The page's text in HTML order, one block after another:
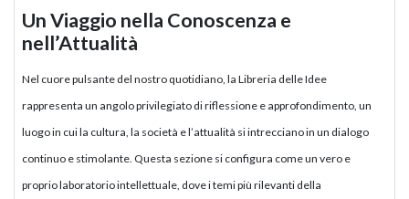
Un Viaggio nella Conoscenza e
nell’Attualità
Nel cuore pulsante del nostro quotidiano, la Libreria delle Idee
rappresenta un angolo privilegiato di riflessione e approfondimento, un
luogo in cui la cultura, la società e l’attualità si intrecciano in un dialogo
continuo e stimolante. Questa sezione si configura come un vero e
proprio laboratorio intellettuale, dove i temi più rilevanti della